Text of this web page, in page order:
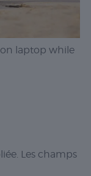
laptop while
Les champs